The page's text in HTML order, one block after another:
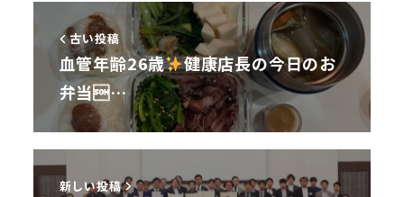
古い投稿
血管年齢26歳
健康店長の今日のお
弁当…
新しい投稿